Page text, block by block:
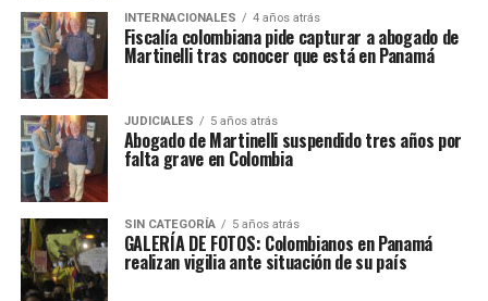
INTERNACIONALES 4 años atrás
Fiscalía colombiana pide capturar a abogado de
Martinelli tras conocer que está en Panamá
JUDICIALES 5 años atrás
Abogado de Martinelli suspendido tres años por
falta grave en Colombia
SIN CATEGORÍA 5 años atrás
GALERÍA DE FOTOS: Colombianos en Panamá
realizan vigilia ante situación de su país